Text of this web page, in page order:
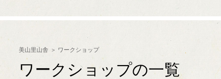
美山里山舎 ワークショップ
ワークショップの一覧